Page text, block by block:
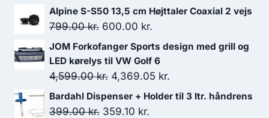
oprindelige
pris
1,699.00 kr..
aktuelle
1,614.05 kr..
Alpine S-S50 13,5 cm Højttaler Coaxial 2 vejs
799.00kr. Den
oprindelige
pris
var:
799.00 kr..
600.00 kr.
aktuelle
pris
er:
600.00 kr..
JOM Forkofanger Sports design med grill og
LED kørelys til VW Golf 6
4,599.00kr. Den
oprindelige
pris
4,369.05 kr.
aktuelle
Bardahl Dispenser + Holder til 3 ltr. håndrens
399.00kr. Den
359.10 kr.